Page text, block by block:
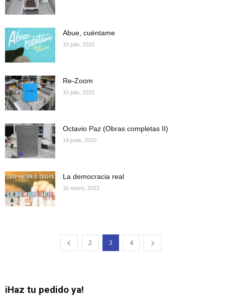
Abue, cuéntame
10 julio, 2020
Re-Zoom
10 julio, 2020
Octavio Paz (Obras completas II)
19 junio, 2020
La democracia real
16 enero, 2023
2 3 4
iHaz tu pedido ya!